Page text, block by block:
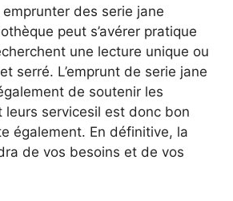
emprunter des serie jane
peut s’avérer pratique
une lecture unique ou
serré. L’emprunt de serie jane
de soutenir les
leurs servicesil est donc bon
également. En définitive, la
de vos besoins et de vos